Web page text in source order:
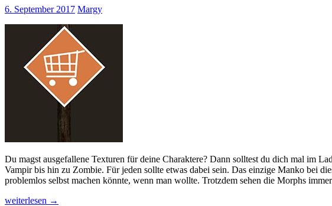
6. September 2017 Margy
Du magst ausgefallene Texturen für deine Charaktere? Dann solltest du dich mal im
Vampir bis hin zu Zombie. Für jeden sollte etwas dabei sein. Das einzige Manko bei
problemlos selbst machen könnte, wenn man wollte. Trotzdem sehen die Morphs
Ich
weiterlesen →